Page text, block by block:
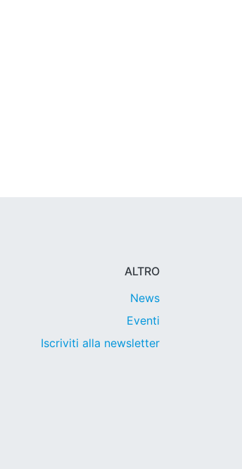
ALTRO
News
Eventi
Iscriviti alla newsletter